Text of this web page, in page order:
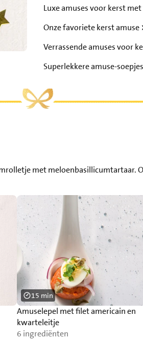
Luxe amuses voor kerst met
Onze favoriete kerst amuse
Verrassende amuses voor
Superlekkere amuse-
met meloenbasillicumtartaar.
Amuselepel met filet americain en
kwarteleitje
6 ingrediënten
15 min